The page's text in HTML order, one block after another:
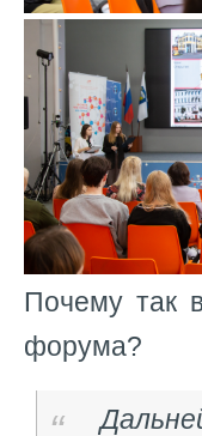
Почему так
форума?